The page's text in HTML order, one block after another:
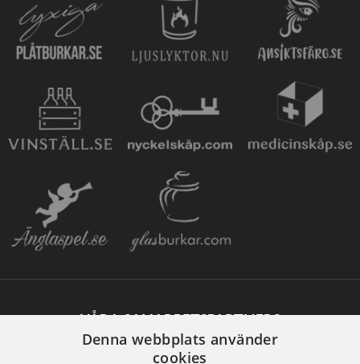
VÅRA SAMARBETSPARTNERS
Denna webbplats använder
cookies